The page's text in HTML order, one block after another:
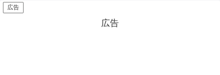
広告
広告